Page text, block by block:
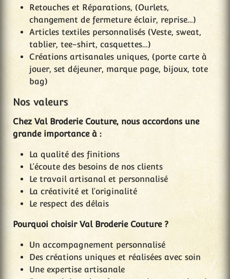
Retouches et Réparations, (Ourlets,
changement de fermeture éclair, reprise…)
Articles textiles personnalisés (Veste, sweat,
tablier, tee-shirt, casquettes…)
Créations artisanales uniques, (porte carte à
jouer, set déjeuner, marque page, bijoux, tote
bag)
Nos valeurs
Chez Val Broderie Couture, nous accordons une
grande importance à :
La qualité des finitions
L’écoute des besoins de nos clients
Le travail artisanal et personnalisé
La créativité et l’originalité
Le respect des délais
Pourquoi choisir Val Broderie Couture ?
Un accompagnement personnalisé
Des créations uniques et réalisées avec soin
Une expertise artisanale